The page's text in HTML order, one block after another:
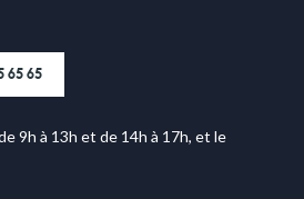
65 65
9h à 13h et de 14h à 17h, et le